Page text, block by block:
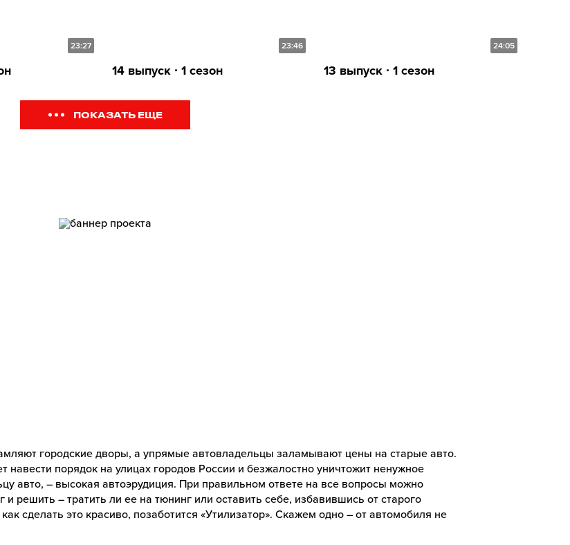
23:27 23:46
14 выпуск ∙ 1 сезон
24:05
13 выпуск ∙ 1 сезон
ПОКАЗАТЬ ЕЩЕ
городские дворы, а упрямые автовладельцы заламывают цены на старые авто.
навести порядок на улицах городов России и безжалостно уничтожит ненужное
авто, – высокая автоэрудиция. При правильном ответе на все вопросы можно
решить – тратить ли ее на тюнинг или оставить себе, избавившись от старого
сделать это красиво, позаботится «Утилизатор». Скажем одно – от автомобиля не